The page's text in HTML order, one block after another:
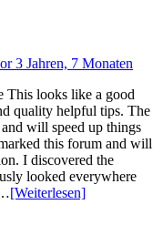
3 Jahren, 7 Monaten
This looks like a good
quality helpful tips. The
will speed up things
this forum and will
I discovered the
looked everywhere
[Weiterlesen]